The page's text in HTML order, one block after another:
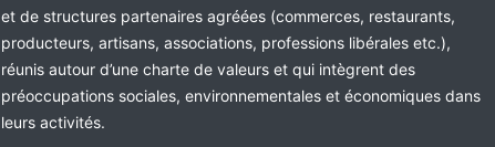
et de structures partenaires agréées (commerces, restaurants,
producteurs, artisans, associations, professions libérales etc.),
réunis autour d’une charte de valeurs et qui intègrent des
préoccupations sociales, environnementales et économiques dans
leurs activités.